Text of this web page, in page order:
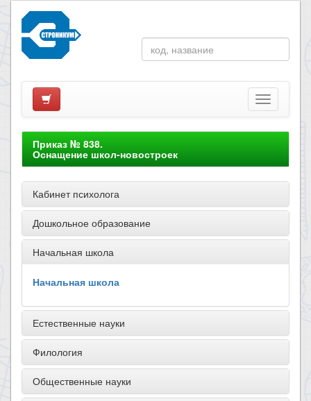
Приказ № 838.
Оснащение школ-новостроек
Кабинет психолога
Дошкольное образование
Начальная школа
Начальная школа
Естественные науки
Филология
Общественные науки